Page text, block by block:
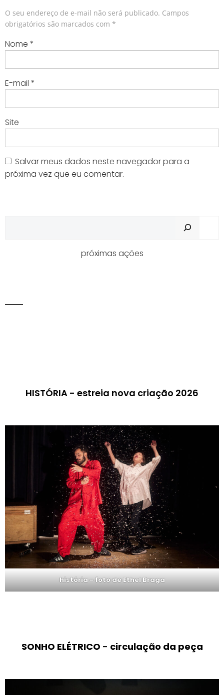
navigation
O seu endereço de e-mail não será publicado. Campos
obrigatórios são marcados com *
Nome *
E-mail *
Site
Salvar meus dados neste navegador para a
próxima vez que eu comentar.
próximas ações
HISTÓRIA - estreia nova criação 2026
história - foto de Ethel Braga
SONHO ELÉTRICO - circulação da peça